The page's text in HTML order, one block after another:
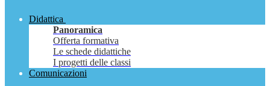
Didattica
Panoramica
Offerta formativa
Le schede didattiche
I progetti delle classi
Comunicazioni